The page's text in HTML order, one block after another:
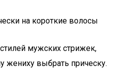
на короткие волосы
мужских стрижек,
жениху выбрать прическу.